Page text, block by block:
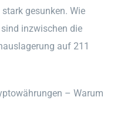
gesunken. Wie
inzwischen die
auf 211
– Warum